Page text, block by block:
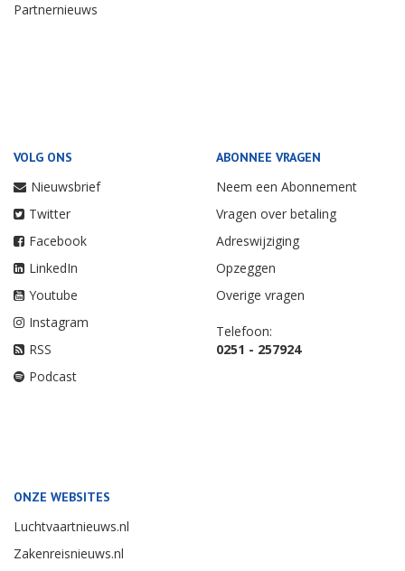
Partnernieuws
VOLG ONS
Nieuwsbrief
Twitter
Facebook
LinkedIn
Youtube
Instagram
RSS
Podcast
ABONNEE VRAGEN
Neem een Abonnement
Vragen over betaling
Adreswijziging
Opzeggen
Overige vragen
Telefoon:
0251 - 257924
ONZE WEBSITES
Luchtvaartnieuws.nl
Zakenreisnieuws.nl